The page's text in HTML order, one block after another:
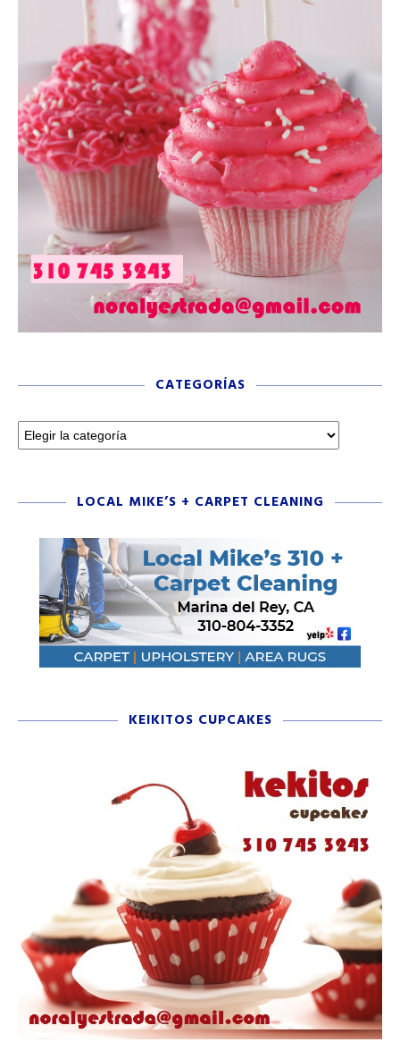
CATEGORÍAS
LOCAL MIKE’S + CARPET CLEANING
KEIKITOS CUPCAKES